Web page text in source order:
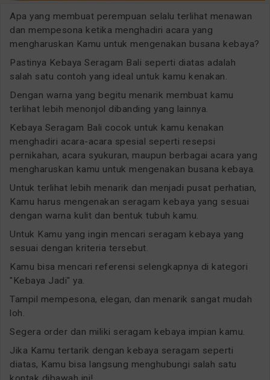
Apa yang membuat perempuan selalu terlihat menawan
dan mempesona ketika menghadiri acara yang
mengharuskan Kamu untuk mengenakan busana kebaya?
Pastinya Kebaya Seragam Bali seperti diatas adalah
salah satu contoh yang ideal untuk kamu kenakan.
Dengan warna yang begitu menarik membuat kamu
terlihat lebih menonjol dibanding yang lainnya.
Kebaya Seragam Bali cocok untuk kamu kenakan
menghadiri acara-acara spesial seperti resepsi
pernikahan, acara syukuran, maupun berbagai acara yang
mengharuskan kamu untuk mengenakan busana kebaya.
Untuk terlihat lebih menarik dan menjadi pusat perhatian,
Kamu harus mengenakan seragam kebaya yang sesuai
dengan warna kulit dan bentuk tubuh kamu.
Untuk Kamu yang ingin mencari seragam kebaya yang
sesuai dengan kriteria tersebut.
Kamu bisa mencari referensi selengkapnya di kategori
"Kebaya Jadi" ya.
Tampil mempesona, elegan, dan menarik sangat mudah
loh.
Segera order dan miliki seragam kebaya impian kamu.
Jika Kamu tertarik dengan kebaya seragam seperti
diatas, Kamu bisa langsung menghubungi salah satu